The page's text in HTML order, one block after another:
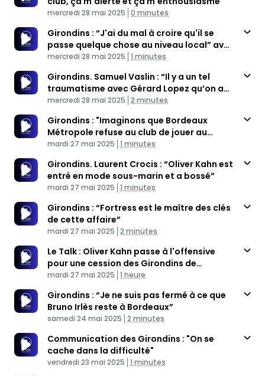
Published At
mercredi 28 mai 2025 Time
0 minutes
Girondins : “J'ai du mal à croire qu'il se
passe quelque chose au niveau local” avec
Oliver Kahn
Published At
mercredi 28 mai 2025 Time
1 minutes
Girondins. Samuel Vaslin : “Il y a un tel
traumatisme avec Gérard Lopez qu’on a
envie de voir Oliver Kahn”
Published At
mercredi 28 mai 2025 Time
2 minutes
Girondins : "Imaginons que Bordeaux
Métropole refuse au club de jouer au
Stade Atlantique"
Published At
mardi 27 mai 2025 Time
1 minutes
Girondins. Laurent Crocis : “Oliver Kahn est
entré en mode sous-marin et a bossé”
Published At
mardi 27 mai 2025 Time
1 minutes
Girondins : “Fortress est le maître des clés
de cette affaire”
Published At
mardi 27 mai 2025 Time
2 minutes
Le Talk : Oliver Kahn passe à l'offensive
pour une cession des Girondins de
Bordeaux
Published At
mardi 27 mai 2025 Time
1 heure
Girondins : “Je ne suis pas fermé à ce que
Bruno Irlès reste à Bordeaux”
Published At
samedi 24 mai 2025 Time
2 minutes
Communication des Girondins : "On se
cache dans la difficulté"
Published At
vendredi 23 mai 2025 Time
1 minutes